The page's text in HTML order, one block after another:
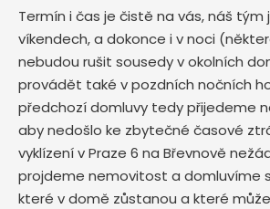
Termín i čas je čistě na vás, náš tým
víkendech, a dokonce i v noci
nebudou rušit sousedy v okolních
provádět také v pozdních nočních
předchozí domluvy tedy přijedeme
aby nedošlo ke zbytečné časové
vyklízení v Praze 6 na Břevnově
projdeme nemovitost a domluvíme
které v domě zůstanou a které